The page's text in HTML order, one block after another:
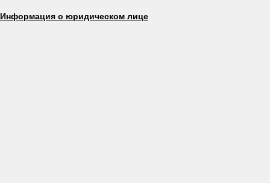
Информация о юридическом лице